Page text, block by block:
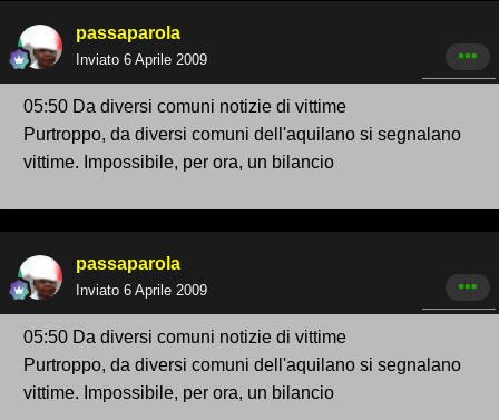
passaparola
Inviato 6 Aprile 2009
05:50 Da diversi comuni notizie di vittime
Purtroppo, da diversi comuni dell'aquilano si segnalano
vittime. Impossibile, per ora, un bilancio
passaparola
Inviato 6 Aprile 2009
05:50 Da diversi comuni notizie di vittime
Purtroppo, da diversi comuni dell'aquilano si segnalano
vittime. Impossibile, per ora, un bilancio